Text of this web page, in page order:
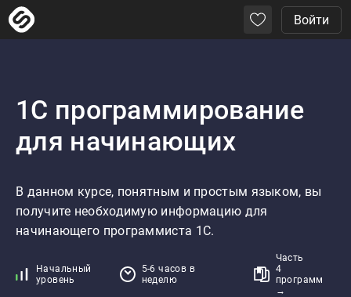
Войти
1С программирование
для начинающих
В данном курсе, понятным и простым языком, вы
получите необходимую информацию для
начинающего программиста 1С.
Начальный
уровень
5-6 часов в
неделю
Часть
4
программ
→